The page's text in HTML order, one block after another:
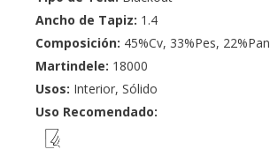
Ancho de Tapiz: 1.4
Composición: 45%Cv, 33%Pes, 22%Pan
Martindele: 18000
Usos: Interior, Sólido
Uso Recomendado: